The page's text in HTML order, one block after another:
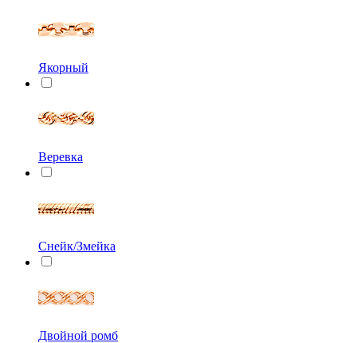
Якорный
Веревка
Снейк/Змейка
Двойной ромб